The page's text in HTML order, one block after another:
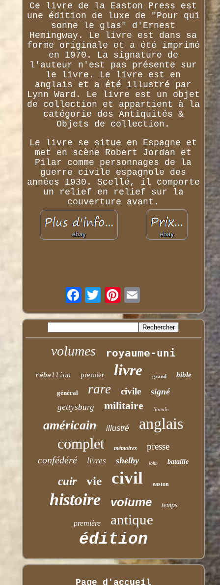
Ce livre de la Easton Press est
une édition de luxe de "Pour qui
sonne le glas" d'Ernest
Hemingway. Le livre est dans sa
forme originale et a été imprimé
en 1970. La signature de
l'auteur n'est pas présente sur
le livre. Le livre est en
anglais et a été illustré par
Lynn Ward. Le livre est un objet
de collection et appartient à la
catégorie des Antiquités &
Objets de collection.
Le livre se situe en Espagne et
met en scène Robert Jordan et
Pilar comme personnages de la
guerre civile espagnole des
années 1930. Scellé, il comporte
un relief en relief sur la
couverture avant.
volumes royaume-uni
rébellion premier livre grand bible
général rare civile signé
gettysburg militaire lincoln
américain illustré anglais
complet mémoires presse
confédéré livres shelby john bataille
cuir vie civil easton
histoire volume temps
première antique
édition
Page d'accueil